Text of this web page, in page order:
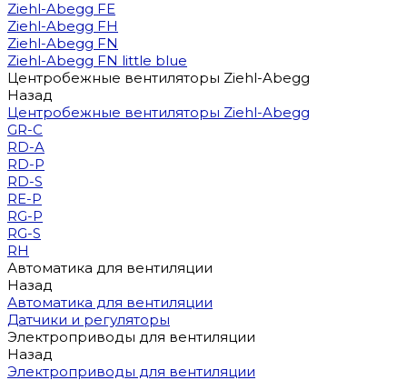
Ziehl-Abegg FE
Ziehl-Abegg FH
Ziehl-Abegg FN
Ziehl-Abegg FN little blue
Центробежные вентиляторы Ziehl-Abegg
Назад
Центробежные вентиляторы Ziehl-Abegg
GR-C
RD-A
RD-P
RD-S
RE-P
RG-P
RG-S
RH
Автоматика для вентиляции
Назад
Автоматика для вентиляции
Датчики и регуляторы
Электроприводы для вентиляции
Назад
Электроприводы для вентиляции